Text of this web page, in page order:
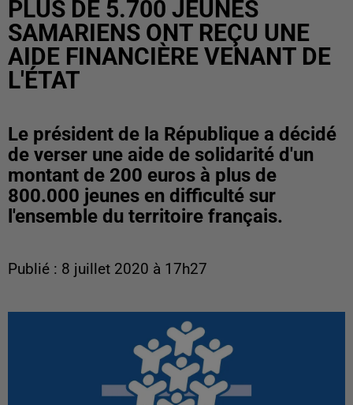
PLUS DE 5.700 JEUNES
SAMARIENS ONT REÇU UNE
AIDE FINANCIÈRE VENANT DE
L'ÉTAT
Le président de la République a décidé
de verser une aide de solidarité d'un
montant de 200 euros à plus de
800.000 jeunes en difficulté sur
l'ensemble du territoire français.
Publié : 8 juillet 2020 à 17h27